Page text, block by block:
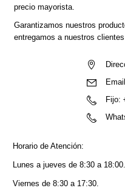
precio mayorista.
Garantizamos nuestros
entregamos a nuestros
Fijo:
Horario de Atención:
Lunes a jueves de 8:30 a 18:00.
Viernes de 8:30 a 17:30.